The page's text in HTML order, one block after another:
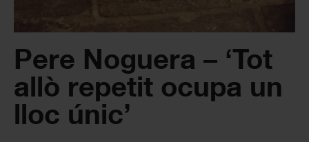
Pere Noguera – ‘Tot
allò repetit ocupa un
lloc únic’